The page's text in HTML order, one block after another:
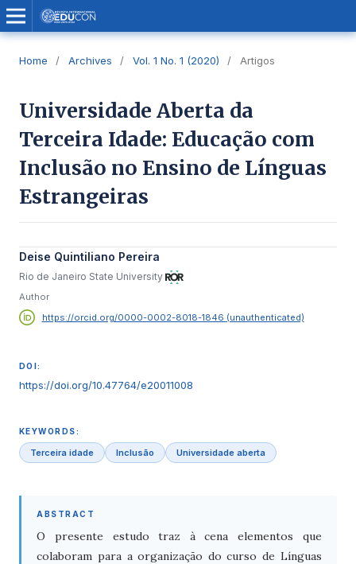
Home / Archives / Vol. 1 No. 1 (2020) / Artigos
Universidade Aberta da
Terceira Idade: Educação com
Inclusão no Ensino de Línguas
Estrangeiras
Deise Quintiliano Pereira
Rio de Janeiro State University
Author
https://orcid.org/0000-0002-8018-1846 (unauthenticated)
DOI:
https://doi.org/10.47764/e20011008
KEYWORDS:
Terceira idade Inclusão Universidade aberta
ABSTRACT
O presente estudo traz à cena elementos que
colaboram para a organização do curso de Línguas